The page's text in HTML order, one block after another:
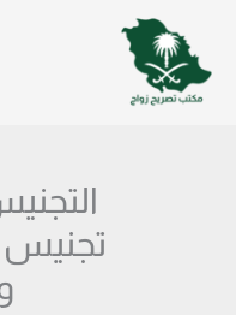
المحتوى
تجنيس